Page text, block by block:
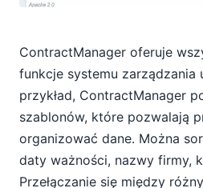
ContractManager oferuje
funkcje systemu zarządzania
przykład, ContractManager
szablonów, które pozwalają
organizować dane. Można
daty ważności, nazwy firmy,
Przełączanie się między